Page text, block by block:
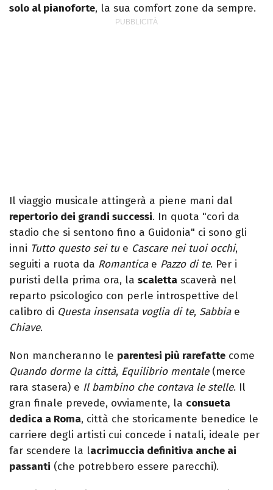
solo al pianoforte, la sua comfort zone da sempre.
Il viaggio musicale attingerà a piene mani dal
repertorio dei grandi successi. In quota "cori da
stadio che si sentono fino a Guidonia" ci sono gli
inni Tutto questo sei tue Cascare nei tuoi occhi,
seguiti a ruota da Romanticae Pazzo di te. Per i
puristi della prima ora, la scaletta scaverà nel
reparto psicologico con perle introspettive del
calibro di Questa insensata voglia di te, Sabbiae
Chiave.
Non mancheranno le parentesi più rarefatte come
Quando dorme la città, Equilibrio mentale(merce
rara stasera) e Il bambino che contava le stelle. Il
gran finale prevede, ovviamente, la consueta
dedica a Roma, città che storicamente benedice le
carriere degli artisti cui concede i natali, ideale per
far scendere la lacrimuccia definitiva anche ai
passanti (che potrebbero essere parecchi).